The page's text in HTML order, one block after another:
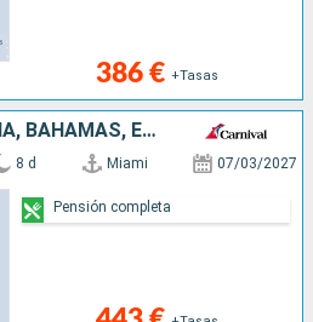
386 € +Tasas
REPÚBLICA DOMINICANA, BAHAMAS, ESTADOS UNIDOS
8 d Miami 07/03/2027
Pensión completa